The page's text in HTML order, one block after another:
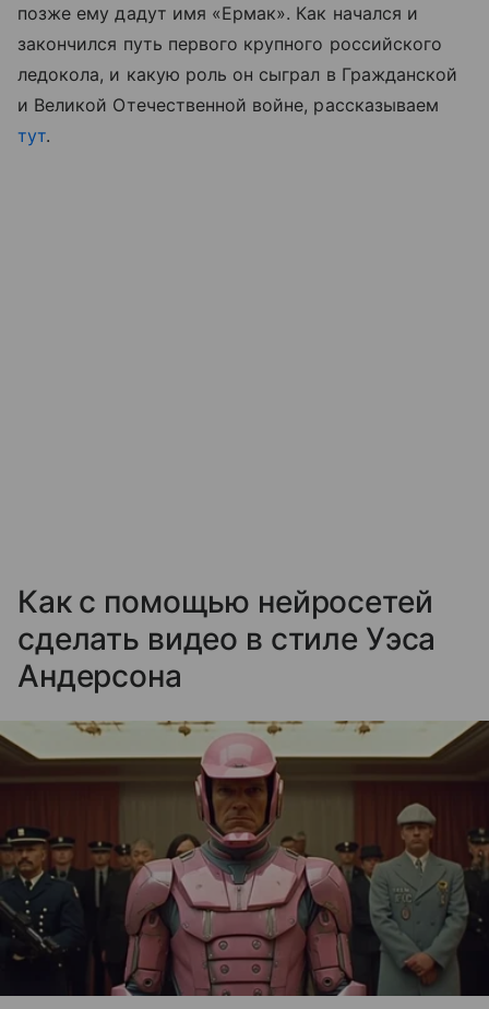
позже ему дадут имя «Ермак». Как начался и
закончился путь первого крупного российского
ледокола, и какую роль он сыграл в Гражданской
и Великой Отечественной войне, рассказываем
тут.
Как с помощью нейросетей
сделать видео в стиле Уэса
Андерсона